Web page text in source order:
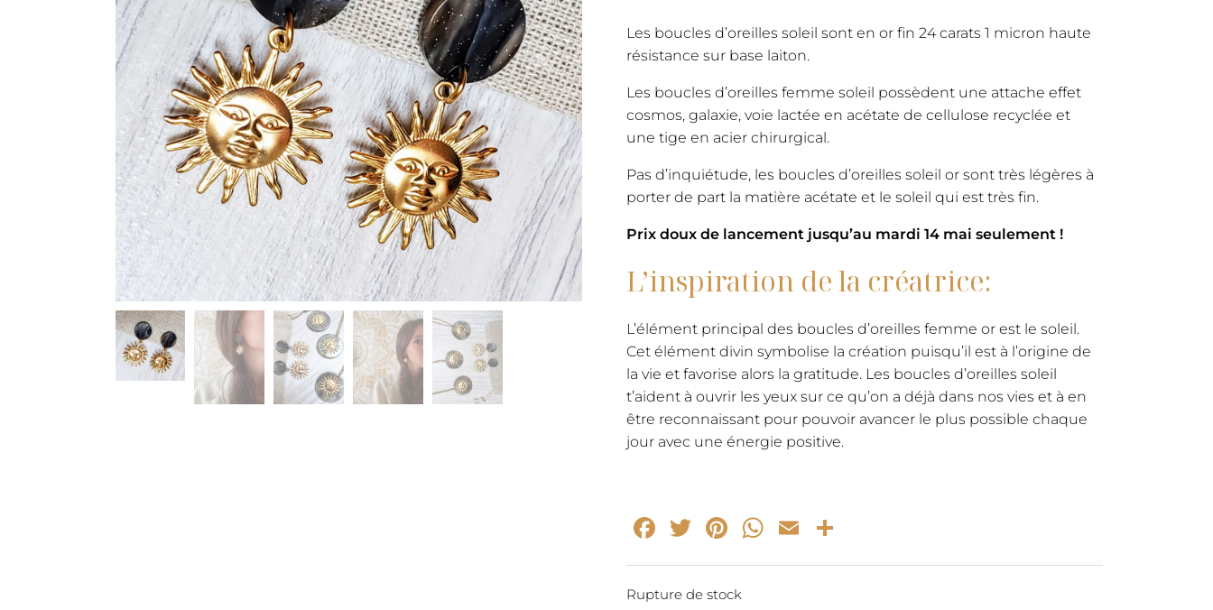
Les boucles d’oreilles soleil sont en or fin 24 carats 1 micron haute
résistance sur base laiton.
Les boucles d’oreilles femme soleil possèdent une attache effet
cosmos, galaxie, voie lactée en acétate de cellulose recyclée et
une tige en acier chirurgical.
Pas d’inquiétude, les boucles d’oreilles soleil or sont très légères à
porter de part la matière acétate et le soleil qui est très fin.
Prix doux de lancement jusqu’au mardi 14 mai seulement !
L’inspiration de la créatrice:
L’élément principal des boucles d’oreilles femme or est le soleil.
Cet élément divin symbolise la création puisqu’il est à l’origine de
la vie et favorise alors la gratitude. Les boucles d’oreilles soleil
t’aident à ouvrir les yeux sur ce qu’on a déjà dans nos vies et à en
être reconnaissant pour pouvoir avancer le plus possible chaque
jour avec une énergie positive.
Facebook
Twitter
Pinterest
WhatsApp
Email
Rupture de stock